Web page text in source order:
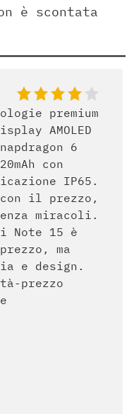
è scontata
premium
AMOLED
6
con
IP65.
il prezzo,
miracoli.
Note 15 è
ma
e design.
prezzo